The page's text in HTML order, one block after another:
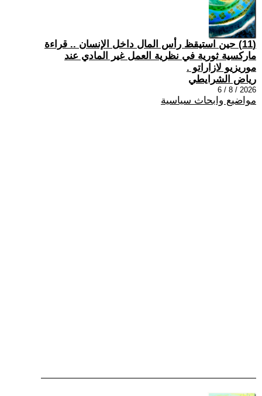
(11) حين استيقظ رأس المال داخل الإنسان .. قراءة
ماركسية ثورية في نظرية العمل غير المادي عند
موريزيو لازاراتو .
رياض الشرايطي
2026 / 8 / 6
مواضيع وابحاث سياسية